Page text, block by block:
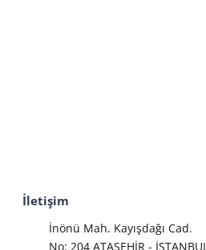
İletişim
İnönü Mah. Kayışdağı Cad.
No: 204 ATAŞEHİR - İSTANBUL